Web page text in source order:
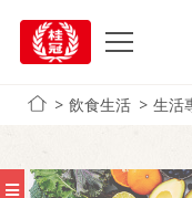
飲食生活 生活